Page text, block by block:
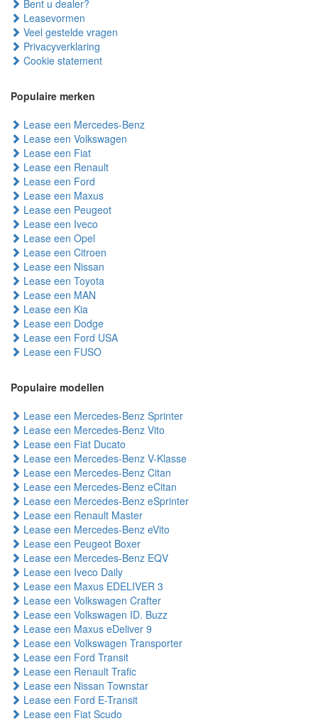
Bent u dealer?
Leasevormen
Veel gestelde vragen
Privacyverklaring
Cookie statement
Populaire merken
Lease een Mercedes-Benz
Lease een Volkswagen
Lease een Fiat
Lease een Renault
Lease een Ford
Lease een Maxus
Lease een Peugeot
Lease een Iveco
Lease een Opel
Lease een Citroen
Lease een Nissan
Lease een Toyota
Lease een MAN
Lease een Kia
Lease een Dodge
Lease een Ford USA
Lease een FUSO
Populaire modellen
Lease een Mercedes-Benz Sprinter
Lease een Mercedes-Benz Vito
Lease een Fiat Ducato
Lease een Mercedes-Benz V-Klasse
Lease een Mercedes-Benz Citan
Lease een Mercedes-Benz eCitan
Lease een Mercedes-Benz eSprinter
Lease een Renault Master
Lease een Mercedes-Benz eVito
Lease een Peugeot Boxer
Lease een Mercedes-Benz EQV
Lease een Iveco Daily
Lease een Maxus EDELIVER 3
Lease een Volkswagen Crafter
Lease een Volkswagen ID. Buzz
Lease een Maxus eDeliver 9
Lease een Volkswagen Transporter
Lease een Ford Transit
Lease een Renault Trafic
Lease een Nissan Townstar
Lease een Ford E-Transit
Lease een Fiat Scudo